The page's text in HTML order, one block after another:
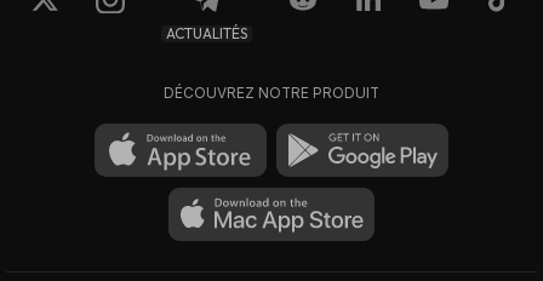
ACTUALITÉS
DÉCOUVREZ NOTRE PRODUIT